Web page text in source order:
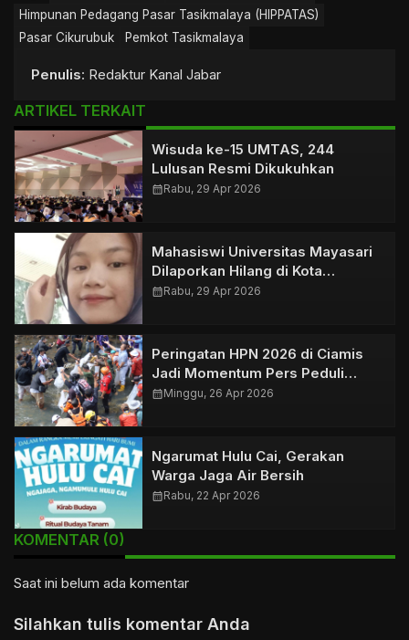
Himpunan Pedagang Pasar Tasikmalaya (HIPPATAS)
Pasar Cikurubuk
Pemkot Tasikmalaya
Penulis: Redaktur Kanal Jabar
ARTIKEL TERKAIT
Wisuda ke-15 UMTAS, 244
Lulusan Resmi Dikukuhkan
calendar_monthRabu, 29 Apr 2026
Mahasiswi Universitas Mayasari
Dilaporkan Hilang di Kota
Tasikmalaya
calendar_monthRabu, 29 Apr 2026
Peringatan HPN 2026 di Ciamis
Jadi Momentum Pers Peduli
Lingkungan
calendar_monthMinggu, 26 Apr 2026
Ngarumat Hulu Cai, Gerakan
Warga Jaga Air Bersih
calendar_monthRabu, 22 Apr 2026
KOMENTAR (0)
Saat ini belum ada komentar
Silahkan tulis komentar Anda